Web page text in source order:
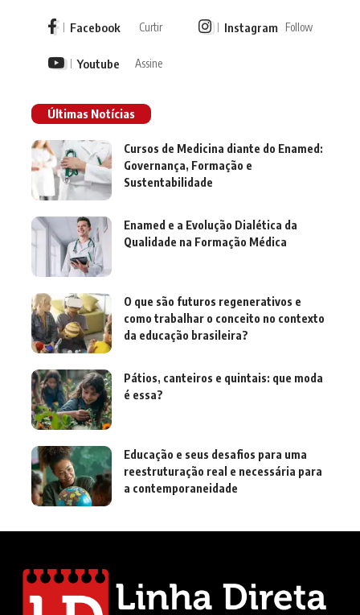
Facebook Curtir Instagram Follow
Youtube Assine
Últimas Notícias
Cursos de Medicina diante do Enamed:
Governança, Formação e
Sustentabilidade
Enamed e a Evolução Dialética da
Qualidade na Formação Médica
O que são futuros regenerativos e
como trabalhar o conceito no contexto
da educação brasileira?
Pátios, canteiros e quintais: que moda
é essa?
Educação e seus desafios para uma
reestruturação real e necessária para
a contemporaneidade